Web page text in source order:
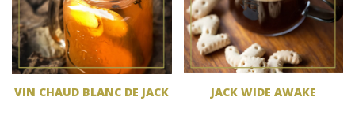
VIN CHAUD BLANC DE JACK JACK WIDE AWAKE